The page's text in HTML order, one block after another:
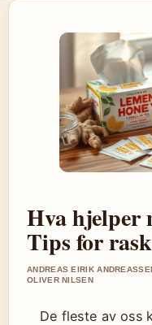
Hva hjelper
Tips for
ANDREAS EIRIK
OLIVER NILSEN
De fleste av oss